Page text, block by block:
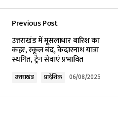
Required fields are
Previous Post
उत्तराखंड में मूसलाधार बारिश का
कहर, स्कूल बंद, केदारनाथ यात्रा
स्थगित, ट्रेन सेवाएं प्रभावित
उत्तराखंड प्रादेशिक 06/08/2025